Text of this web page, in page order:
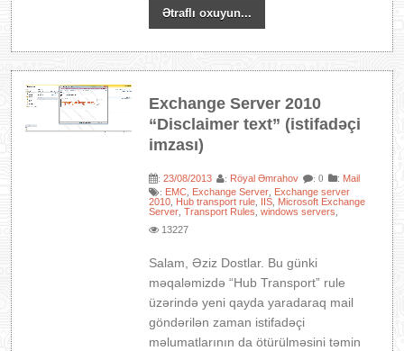
Ətraflı oxuyun...
Exchange Server 2010
“Disclaimer text” (istifadəçi
imzası)
:23/08/2013 : Röyal Əmrahov : 0 : Mail
: EMC Exchange Server Exchange server
2010 Hub transport rule IIS Microsoft Exchange
Server ,Transport Rules ,windows servers
13227
Salam, Əziz Dostlar. Bu günki
məqaləmizdə “Hub Transport” rule
üzərində yeni qayda yaradaraq mail
göndərilən zaman istifadəçi
məlumatlarının da ötürülməsini təmin